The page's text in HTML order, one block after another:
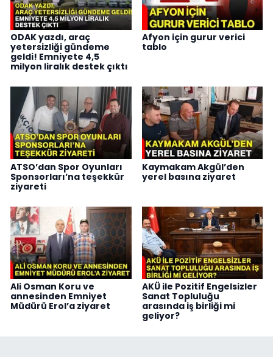
ODAK yazdı, araç
yetersizliği gündeme
geldi! Emniyete 4,5
milyon liralık destek çıktı
Afyon için gurur verici
tablo
ATSO’dan Spor Oyunları
Sponsorları’na teşekkür
ziyareti
Kaymakam Akgül’den
yerel basına ziyaret
Ali Osman Koru ve
annesinden Emniyet
Müdürü Erol’a ziyaret
AKÜ ile Pozitif Engelsizler
Sanat Topluluğu
arasında iş birliği mi
geliyor?